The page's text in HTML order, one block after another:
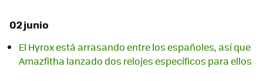
02 junio
El Hyrox está arrasando entre los españoles, así que
Amazfitha lanzado dos relojes específicos para ellos